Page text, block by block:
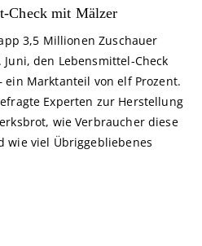
Check mit Mälzer
3,5 Millionen Zuschauer
den Lebensmittel-Check
ein Marktanteil von elf Prozent.
Experten zur Herstellung
wie Verbraucher diese
wie viel Übriggebliebenes